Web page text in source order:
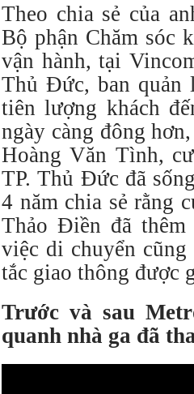
Theo chia sẻ của
Bộ phận Chăm sóc
vận hành, tại
Thủ Đức, ban quản
tiên lượng khách
ngày càng đông
Hoàng Văn Tình,
TP. Thủ Đức đã
4 năm chia sẻ rằng
Thảo Điền đã
việc di chuyển
tắc giao thông được
Trước và sau
quanh nhà ga đã